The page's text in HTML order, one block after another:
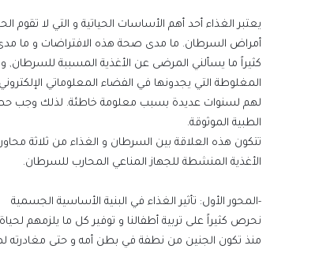
يعتبر الغذاء أحد أهم الأساسات الحياتية و التي لا تقوم
أمراض السرطان. ما مدى صحة هذه الافتراضات و ما مدى
كثيراً ما يسألني المرضى عن الأغذية المسببة
المغلوطة التي يجدونها في الفضاء المعلوماتي
لهم لسنوات عديدة بسبب معلومة خاطئة. لذلك وجب
الطبية الموثوقة.
تتكون هذه العلاقة بين السرطان و الغذاء من ثلاثة
الأغذية المنشطة للجهاز المناعي المحارب للسرطان.
-المحور الأول: تأثير الغذاء في البنية الأساسية الجسمية
نحرص كثيراً على تربية أطفالنا و توفير كل ما يلزمهم
منذ تكون الجنين من نطفة في بطن أمه و حتى